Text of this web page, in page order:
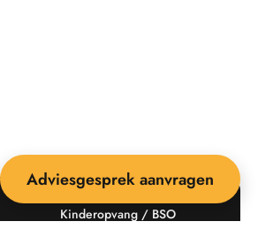
Kinderopvang / BSO
Adviesgesprek aanvragen